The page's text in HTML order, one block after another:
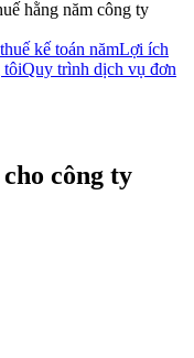
kế toán nămLợi ích
tôiQuy trình dịch vụ đơn
công ty